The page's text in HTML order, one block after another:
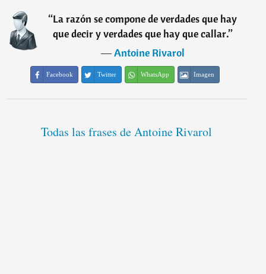
“La razón se compone de verdades que hay
que decir y verdades que hay que callar.”
―Antoine Rivarol
Facebook Twitter WhatsApp Imagen
Todas las frases de Antoine Rivarol